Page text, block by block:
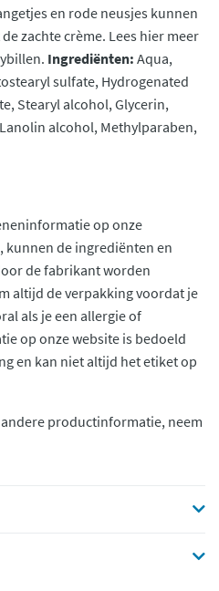
en rode neusjes kunnen
zachte crème. Lees hier meer
Ingrediënten: Aqua,
sulfate, Hydrogenated
Stearyl alcohol, Glycerin,
alcohol, Methylparaben,
op onze
kunnen de ingrediënten en
de fabrikant worden
altijd de verpakking voordat je
als je een allergie of
op onze website is bedoeld
en kan niet altijd het etiket op
productinformatie, neem